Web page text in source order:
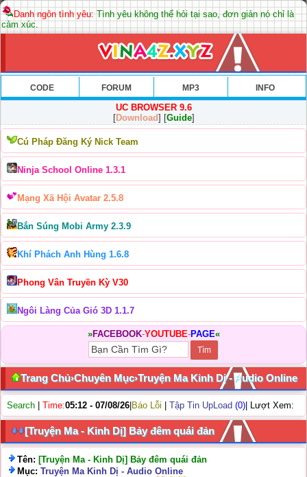
Danh ngôn tình yêu:Tình yêu không thể hỏi tại sao, đơn giản nó chỉ là
cảm xúc.
CODE FORUM MP3 INFO
UC BROWSER 9.6
[Download] [Guide]
Cú Pháp Đăng Ký Nick Team
Ninja School Online 1.3.1
Mạng Xã Hội Avatar 2.5.8
Bắn Súng Mobi Army 2.3.9
Khí Phách Anh Hùng 1.6.8
Phong Vân Truyền Kỳ V30
Ngôi Làng Của Gió 3D 1.1.7
»FACEBOOK-YOUTUBE-PAGE«
Trang Chủ›Chuyên Mục›Truyện Ma Kinh Dị - Audio Online
Search Time:05:12 - 07/08/26 Báo Lỗi Tập Tin UpLoad (0) | Lượt Xem:
[Truyện Ma - Kinh Dị] Bảy đêm quái đản
Tên: [Truyện Ma - Kinh Dị] Bảy đêm quái đản
Mục: Truyện Ma Kinh Dị - Audio Online